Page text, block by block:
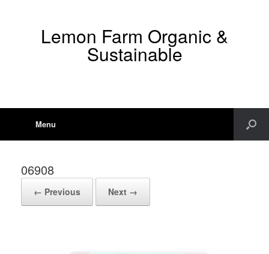
Lemon Farm Organic &
Sustainable
Menu
06908
← Previous Next →